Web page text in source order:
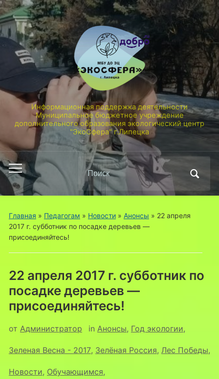
Информационная поддержка деятельности
Муниципальное бюджетное учреждение
дополнительного образования экологический центр
"ЭкоСфера" г.Липецка
Переключить
мобильное
меню
Поиск
по:
Главная » Педагогам » Новости» Анонсы » 22 апреля
2017 г. субботник по посадке деревьев —
присоединяйтесь!
22 апреля 2017 г. субботник по
посадке деревьев —
присоединяйтесь!
от Администратор in Анонсы, Год экологии,
Зеленая Весна - 2017, Зелёная Россия, Лес Победы,
Новости, Обучающимся,